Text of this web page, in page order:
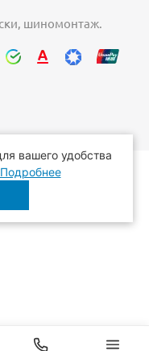
шиномонтаж.
вашего удобства
Подробнее